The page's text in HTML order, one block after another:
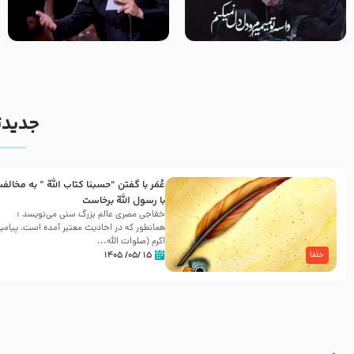
مصداق کربلا – حاج حسین سیب
شور ، حسینا! به‌ حق زهرا «أُنْظُرْ
إِلَینا» – عزاداری شب هفتم ماه
خلفا
عُمَر با گفتن “حسبنا كتاب اللّه ” به
با رسول اللّه برخاست
خفاجی مصری عالم بزرگ سنی می‌نویسد :
همانطور که در احادیث معتبر آمده است،
اکرم (صلوات اللّه...
۱۵ /۰۵/ ۱۴۰۵